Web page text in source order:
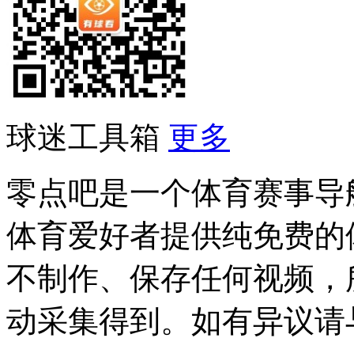
球迷工具箱 更多
零点吧是一个体育赛事
体育爱好者提供纯免费
不制作、保存任何视频
动采集得到。如有异议